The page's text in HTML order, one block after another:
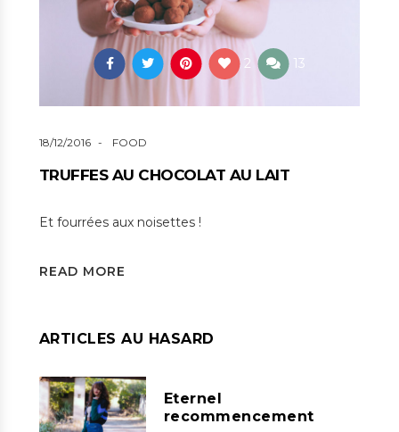
2 13
18/12/2016 FOOD
TRUFFES AU CHOCOLAT AU LAIT
Et fourrées aux noisettes !
READ MORE
ARTICLES AU HASARD
Eternel
recommencement